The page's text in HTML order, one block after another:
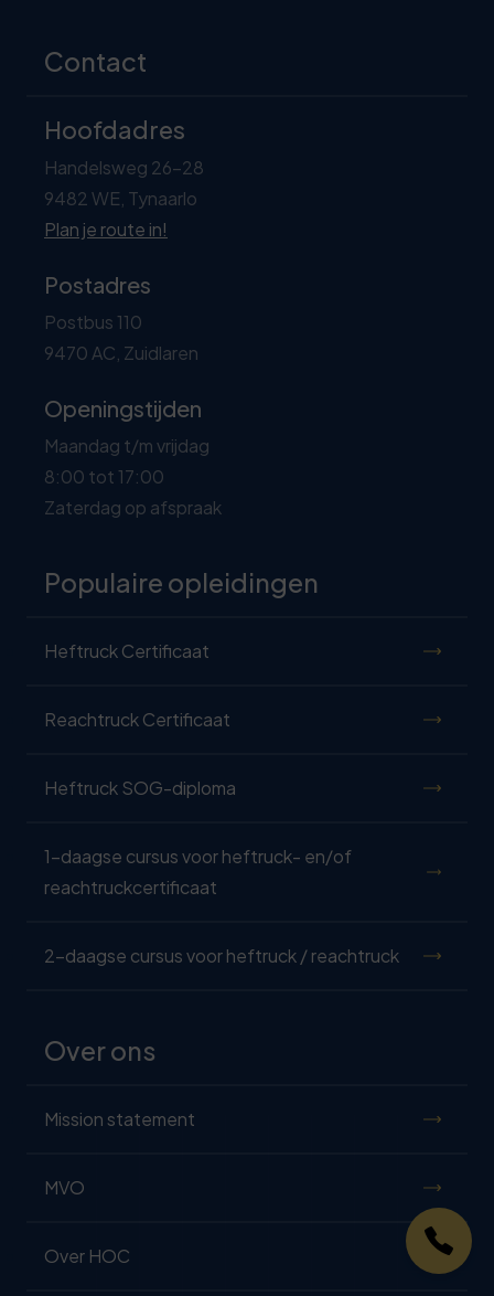
Contact
Hoofdadres
Handelsweg 26-28
9482 WE, Tynaarlo
Plan je route in!
Postadres
Postbus 110
9470 AC, Zuidlaren
Openingstijden
Maandag t/m vrijdag
8:00 tot 17:00
Zaterdag op afspraak
Populaire opleidingen
Heftruck Certificaat
Reachtruck Certificaat
Heftruck SOG-diploma
1-daagse cursus voor heftruck- en/of
reachtruckcertificaat
2-daagse cursus voor heftruck / reachtruck
Over ons
Mission statement
MVO
Over HOC